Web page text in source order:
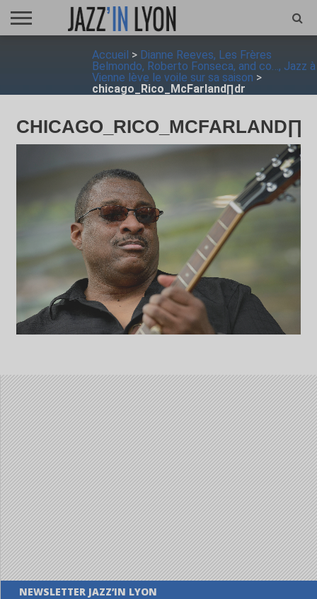
Accueil > Dianne Reeves, Les Frères
Belmondo, Roberto Fonseca, and co…, Jazz à
Vienne lève le voile sur sa saison >
chicago_Rico_McFarland∏dr
NEWSLETTER JAZZ’IN LYON